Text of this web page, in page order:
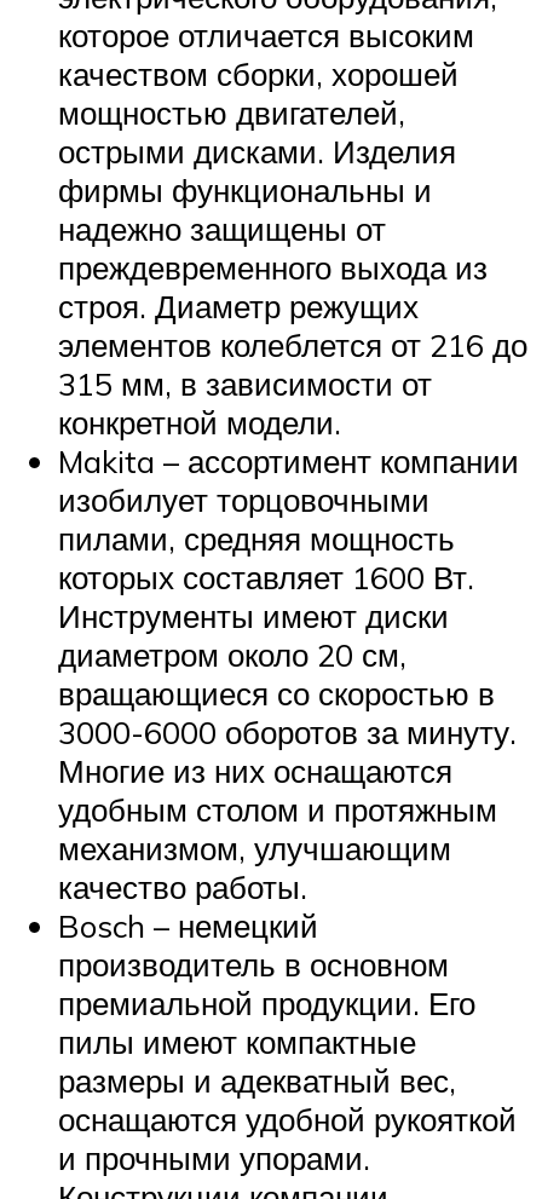
которое отличается высоким
качеством сборки, хорошей
мощностью двигателей,
острыми дисками. Изделия
фирмы функциональны и
надежно защищены от
преждевременного выхода из
строя. Диаметр режущих
элементов колеблется от 216 до
315 мм, в зависимости от
конкретной модели.
Makita – ассортимент компании
изобилует торцовочными
пилами, средняя мощность
которых составляет 1600 Вт.
Инструменты имеют диски
диаметром около 20 см,
вращающиеся со скоростью в
3000-6000 оборотов за минуту.
Многие из них оснащаются
удобным столом и протяжным
механизмом, улучшающим
качество работы.
Bosch – немецкий
производитель в основном
премиальной продукции. Его
пилы имеют компактные
размеры и адекватный вес,
оснащаются удобной рукояткой
и прочными упорами.